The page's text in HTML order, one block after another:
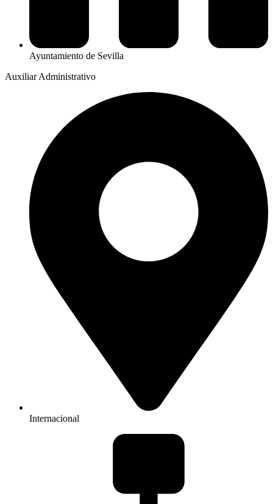
Ayuntamiento de Sevilla
Auxiliar Administrativo
Internacional